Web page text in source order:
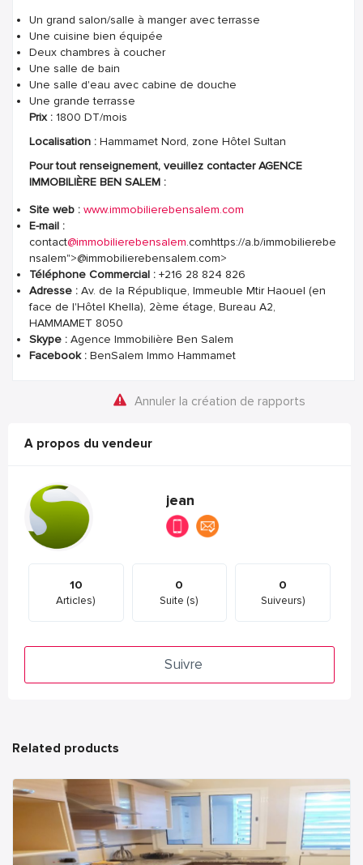
Un grand salon/salle à manger avec terrasse
Une cuisine bien équipée
Deux chambres à coucher
Une salle de bain
Une salle d'eau avec cabine de douche
Une grande terrasse
Prix : 1800 DT/mois
Localisation : Hammamet Nord, zone Hôtel Sultan
Pour tout renseignement, veuillez contacter AGENCE
IMMOBILIÈRE BEN SALEM :
Site web : www.immobilierebensalem.com
E-mail :
contact@immobilierebensalem.comhttps://a.b/immobilierebe
nsalem">@immobilierebensalem.com>
Téléphone Commercial : +216 28 824 826
Adresse : Av. de la République, Immeuble Mtir Haouel (en
face de l'Hôtel Khella), 2ème étage, Bureau A2,
HAMMAMET 8050
Skype : Agence Immobilière Ben Salem
Facebook : BenSalem Immo Hammamet
Annuler la création de rapports
A propos du vendeur
jean
10
Articles)
0
Suite (s)
0
Suiveurs)
Suivre
Related products